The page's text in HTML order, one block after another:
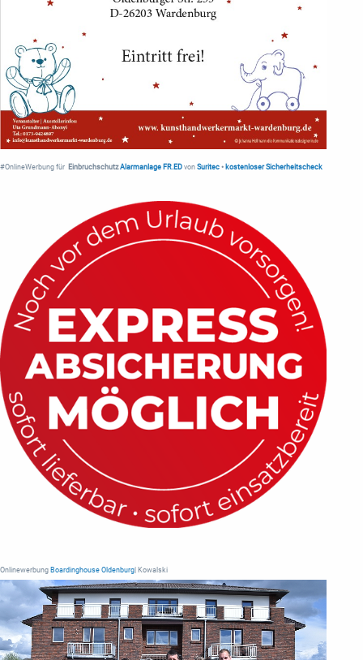
#OnlineWerbung für Einbruchschutz Alarmanlage FR.ED von Suritec • kostenloser Sicherheitscheck
Onlinewerbung Boardinghouse Oldenburg | Kowalski